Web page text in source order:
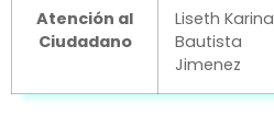
Atención al
Ciudadano
Liseth Karina
Bautista
Jimenez